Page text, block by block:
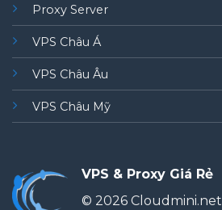
Proxy Server
VPS Châu Á
VPS Châu Âu
VPS Châu Mỹ
VPS & Proxy Giá Rẻ
© 2026 Cloudmini.net